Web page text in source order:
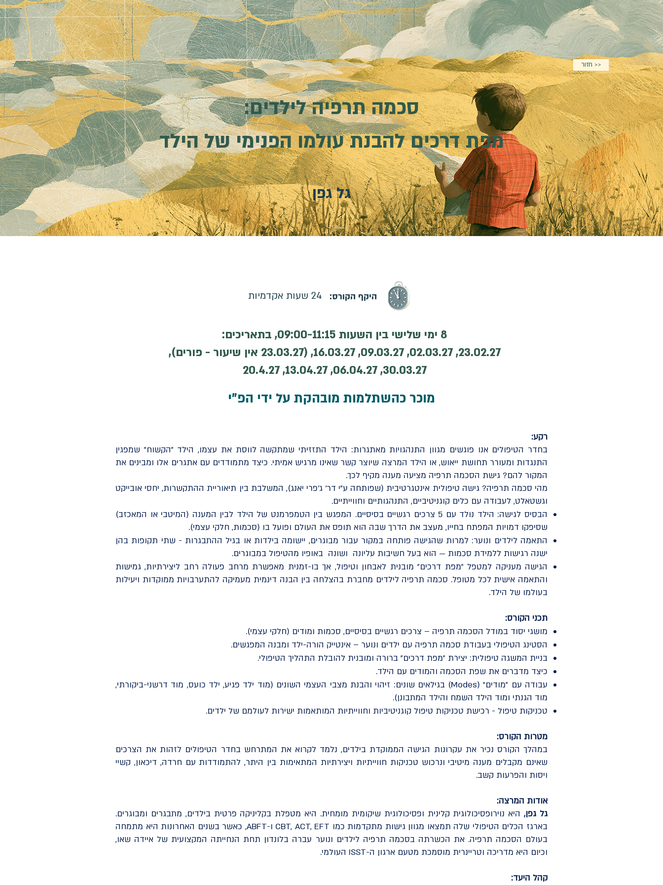
חזור >>
סכמה תרפיה לילדים:
מפת דרכים להבנת עולמו הפנימי של הילד
גל גפן
24 שעות אקדמיות היקף הקורס:
8 ימי שלישי בין השעות 09:00-11:15, בתאריכים:
23.02.27, 02.03.27, 09.03.27, 16.03.27, (23.03.27 אין שיעור - פורים),
30.03.27, 06.04.27, 13.04.27, 20.4.27
מוכר כהשתלמות מובהקת על ידי הפ"י
רקע:
בחדר הטיפולים אנו פוגשים מגוון התנהגויות מאתגרות: הילד התזזיתי שמתקשה לווסת את עצמו, הילד "הקשוח" שמפגין
התנגדות ומעורר תחושת ייאוש, או הילד המרצה שיוצר קשר שאינו מרגיש אמיתי. כיצד מתמודדים עם אתגרים אלו ומבינים את
המקור להם? גישת הסכמה תרפיה מציעה מענה מקיף לכך.
מהי סכמה תרפיה? גישה טיפולית אינטגרטיבית (שפותחה ע"י דר' ג'פרי יאנג), המשלבת בין תיאוריית ההתקשרות, יחסי אובייקט
וגשטאלט, לעבודה עם כלים קוגניטיביים, התנהגותיים וחווייתיים.
הבסיס לגישה: הילד נולד עם 5 צרכים רגשיים בסיסיים. המפגש בין הטמפרמנט של הילד לבין המענה (המיטבי או המאכזב)
שסיפקו דמויות המפתח בחייו, מעצב את הדרך שבה הוא תופס את העולם ופועל בו (סכמות, חלקי עצמי).
התאמה לילדים ונוער: למרות שהגישה פותחה במקור עבור מבוגרים, יישומה בילדות או בגיל ההתבגרות - שתי תקופות בהן
ישנה רגישות ללמידת סכמות — הוא בעל חשיבות עליונה ושונה באופיו מהטיפול במבוגרים.
הגישה מעניקה למטפל "מפת דרכים" מובנית לאבחון וטיפול, אך בו-זמנית מאפשרת מרחב פעולה רחב ליצירתיות, גמישות
והתאמה אישית לכל מטופל. סכמה תרפיה לילדים מחברת בהצלחה בין הבנה דינמית מעמיקה להתערבויות ממוקדות ויעילות
בעולמו של הילד.
תכני הקורס:
מושגי יסוד במודל הסכמה תרפיה – צרכים רגשיים בסיסיים, סכמות ומודים (חלקי עצמי).
הסטינג הטיפולי בעבודת סכמה תרפיה עם ילדים ונוער – אינטייק הורה-ילד ומבנה המפגשים.
בניית המשגה טיפולית: יצירת "מפת דרכים" ברורה ומובנית להובלת התהליך הטיפולי.
כיצד מדברים את שפת הסכמה והמודים עם הילד.
עבודה עם "מודים" (Modes) בגילאים שונים: זיהוי והבנת מצבי העצמי השונים (מוד ילד פגיע, ילד כועס, מוד דרשני-ביקורתי,
מוד הגנתי ומוד הילד השמח והילד המתבונן).
טכניקות טיפול - רכישת טכניקות טיפול קוגניטיביות וחווייתיות המותאמות ישירות לעולמם של ילדים.
מטרות הקורס:
במהלך הקורס נכיר את עקרונות הגישה הממוקדת בילדים, נלמד לקרוא את המתרחש בחדר הטיפולים לזהות את הצרכים
שאינם מקבלים מענה מיטיבי ונרכוש טכניקות חווייתיות ויצירתיות המתאימות בין היתר, להתמודדות עם חרדה, דיכאון, קשיי
ויסות והפרעות קשב.
אודות המרצה:
גל גפן, היא נוירופסיכולוגית קלינית ופסיכולוגית שיקומית מומחית. היא מטפלת בקליניקה פרטית בילדים, מתבגרים ומבוגרים.
בארגז הכלים הטיפולי שלה תמצאו מגוון גישות מתקדמות כמו CBT, ACT, EFT ו-ABFT, כאשר בשנים האחרונות היא מתמחה
בעולם הסכמה תרפיה. את הכשרתה בסכמה תרפיה לילדים ונוער עברה בלונדון תחת הנחייתה המקצועית של איידה שאו,
וכיום היא מדריכה וטריינרית מוסמכת מטעם ארגון ה-ISST העולמי.
קהל היעד: